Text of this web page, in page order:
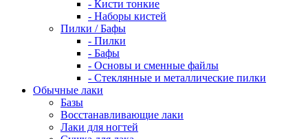
- Кисти тонкие
- Наборы кистей
Пилки / Бафы
- Пилки
- Бафы
- Основы и сменные файлы
- Стеклянные и металлические пилки
Обычные лаки
Базы
Восстанавливающие лаки
Лаки для ногтей